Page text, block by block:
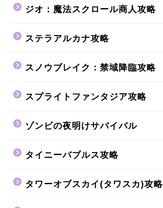
ジオ：魔法スクロール商人攻略
ステラアルカナ攻略
スノウブレイク：禁域降臨攻略
スプライトファンタジア攻略
ゾンビの夜明けサバイバル
タイニーバブルス攻略
タワーオブスカイ(タワスカ)攻略